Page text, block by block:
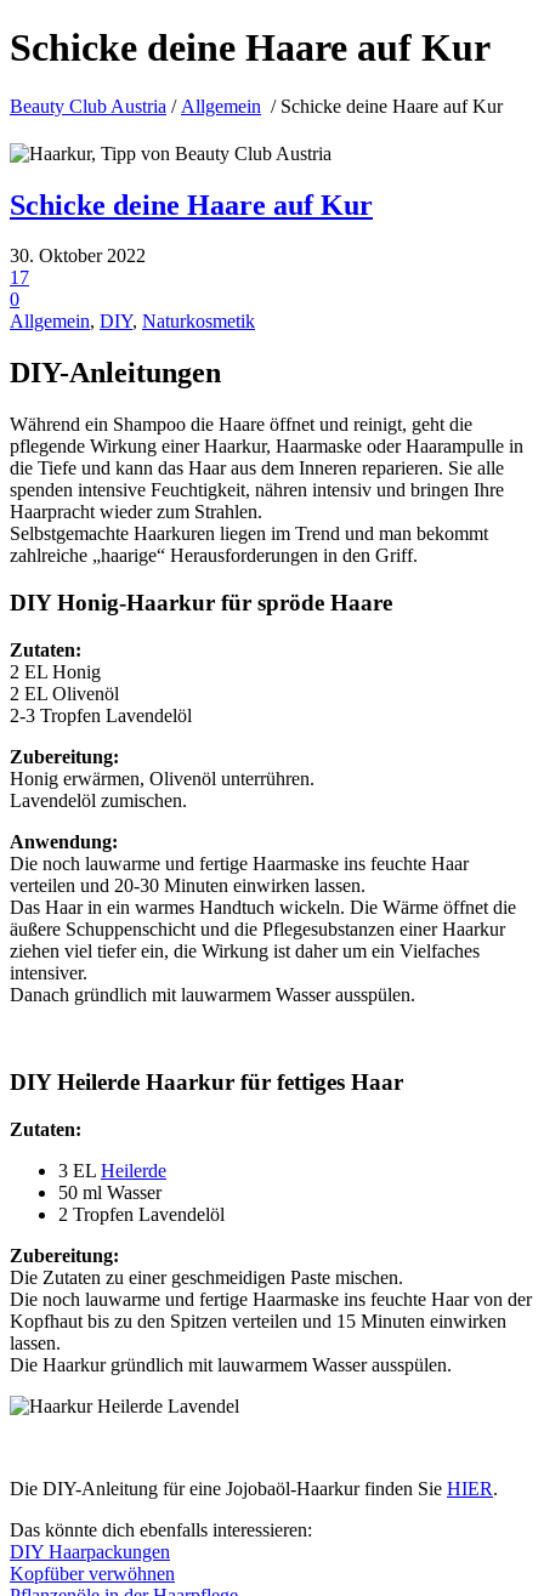
Schicke deine Haare auf Kur
Beauty Club Austria / Allgemein / Schicke deine Haare auf Kur
Schicke deine Haare auf Kur
30. Oktober 2022
17
0
Allgemein, DIY, Naturkosmetik
DIY-Anleitungen
Während ein Shampoo die Haare öffnet und reinigt, geht die
pflegende Wirkung einer Haarkur, Haarmaske oder Haarampulle in
die Tiefe und kann das Haar aus dem Inneren reparieren. Sie alle
spenden intensive Feuchtigkeit, nähren intensiv und bringen Ihre
Haarpracht wieder zum Strahlen.
Selbstgemachte Haarkuren liegen im Trend und man bekommt
zahlreiche „haarige“ Herausforderungen in den Griff.
DIY Honig-Haarkur für spröde Haare
Zutaten:
2 EL Honig
2 EL Olivenöl
2-3 Tropfen Lavendelöl
Zubereitung:
Honig erwärmen, Olivenöl unterrühren.
Lavendelöl zumischen.
Anwendung:
Die noch lauwarme und fertige Haarmaske ins feuchte Haar
verteilen und 20-30 Minuten einwirken lassen.
Das Haar in ein warmes Handtuch wickeln. Die Wärme öffnet die
äußere Schuppenschicht und die Pflegesubstanzen einer Haarkur
ziehen viel tiefer ein, die Wirkung ist daher um ein Vielfaches
intensiver.
Danach gründlich mit lauwarmem Wasser ausspülen.
DIY Heilerde Haarkur für fettiges Haar
Zutaten:
3 EL Heilerde
50 ml Wasser
2 Tropfen Lavendelöl
Zubereitung:
Die Zutaten zu einer geschmeidigen Paste mischen.
Die noch lauwarme und fertige Haarmaske ins feuchte Haar von der
Kopfhaut bis zu den Spitzen verteilen und 15 Minuten einwirken
lassen.
Die Haarkur gründlich mit lauwarmem Wasser ausspülen.
Die DIY-Anleitung für eine Jojobaöl-Haarkur finden Sie HIER.
Das könnte dich ebenfalls interessieren:
DIY Haarpackungen
Kopfüber verwöhnen